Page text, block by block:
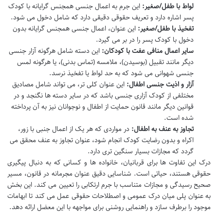
لواط با طفل/صغیر: این جرم به اعمال جنسی همجنس گرایانه با کودک
پسر اشاره دارد و تعریف حقوقی دقیقی دارد که شامل دخول می شود.
تفخیذ با طفل/صغیر: این عنوان، اعمال جنسی همجنس گرایانه بدون
دخول با کودک پسر را در بر می گیرد.
سایر اعمال منافی عفت با کودکان: این دسته شامل هرگونه آزار جنسی
دیگر مانند تقبیل (بوسیدن)، ملامسه (تماس بدنی)، یا هرگونه لمس
جنسی شهوانی می شود که به حد لواط یا تفخیذ نرسد.
آزار و اذیت جنسی اطفال: این عنوان کلی تر، می تواند شامل مصادیق
مختلفی از کودک آزاری جنسی باشد که در سایر دسته ها نگنجد و در
قوانین دیگر مانند قانون حمایت از اطفال و نوجوانان نیز به آن پرداخته
شده است.
تجاوز به عنف به اطفال: در مواردی که هر یک از اعمال جنبی با زور،
اکراه و بدون رضایت کودک انجام شود، عنوان تجاوز به عنف محقق می
گردد که مجازات بسیار سنگین تری دارد.
درک این تفاوت ها برای قربانیان، خانواده ها و کسانی که به دنبال پیگیری
حقوقی هستند، حیاتی است. شناسایی دقیق عنوان مجرمانه در قانون، مسیر
صحیح رسیدگی و مجازات متناسب با جرم ارتکابی را تعیین می کند. این بخش
به عنوان پلی میان درک عمومی و اصطلاحات حقوقی عمل می کند تا ابهامات
موجود را برطرف سازد و راهنمایی روشنی برای مواجهه با این معضل ارائه دهد.